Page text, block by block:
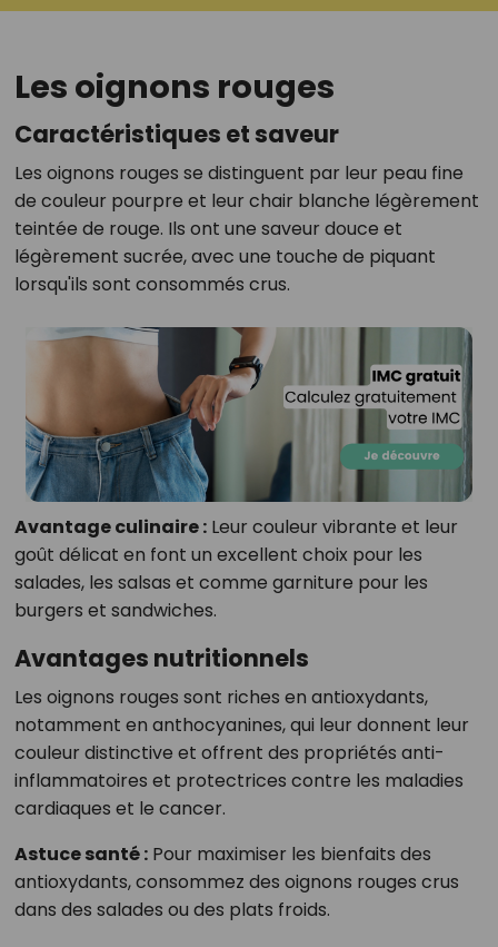
Les oignons rouges
Caractéristiques et saveur
Les oignons rouges se distinguent par leur peau fine
de couleur pourpre et leur chair blanche légèrement
teintée de rouge. Ils ont une saveur douce et
légèrement sucrée, avec une touche de piquant
lorsqu'ils sont consommés crus.
Avantage culinaire :Leur couleur vibrante et leur
goût délicat en font un excellent choix pour les
salades, les salsas et comme garniture pour les
burgers et sandwiches.
Avantages nutritionnels
Les oignons rouges sont riches en antioxydants,
notamment en anthocyanines, qui leur donnent leur
couleur distinctive et offrent des propriétés anti-
inflammatoires et protectrices contre les maladies
cardiaques et le cancer.
Astuce santé :Pour maximiser les bienfaits des
antioxydants, consommez des oignons rouges crus
dans des salades ou des plats froids.